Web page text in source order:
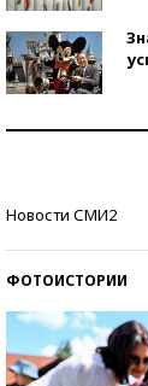
Новости СМИ2
ФОТОИСТОРИИ